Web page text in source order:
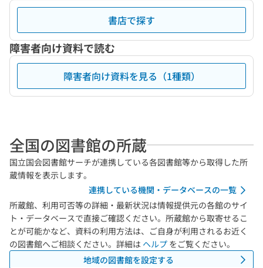
書店で探す
障害者向け資料で読む
障害者向け資料を見る（1種類）
全国の図書館の所蔵
国立国会図書館サーチが連携している各図書館等から取得した所
蔵情報を表示します。
連携している機関・データベースの一覧
所蔵館、利用可否等の詳細・最新状況は情報提供元の各館のサイ
ト・データベースで直接ご確認ください。所蔵館から取寄せるこ
とが可能かなど、資料の利用方法は、ご自身が利用されるお近く
の図書館へご相談ください。詳細は ヘルプ をご覧ください。
地域の図書館を設定する